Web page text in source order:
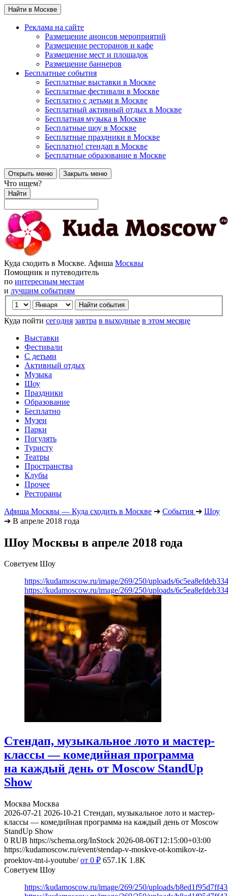
Найти в Москве
Реклама на сайте
Размещение анонсов мероприятий
Размещение ресторанов и кафе
Размещение мест и площадок
Размещение баннеров
Бесплатные события
Бесплатные выставки в Москве
Бесплатные фестивали в Москве
Бесплатно с детьми в Москве
Бесплатный активный отдых в Москве
Бесплатная музыка в Москве
Бесплатные шоу в Москве
Бесплатные праздники в Москве
Бесплатно! стендап в Москве
Бесплатные образование в Москве
Открыть меню Закрыть меню
Что ищем?
Найти
Куда сходить в Москве. Афиша Москвы
Помощник и путеводитель
по интересным местам
и лучшим событиям
Куда пойти сегодня завтра в выходные в этом месяце
Выставки
Фестивали
С детьми
Активный отдых
Музыка
Шоу
Праздники
Образование
Бесплатно
Музеи
Парки
Погулять
Туристу
Театры
Пространства
Клубы
Прочее
Рестораны
Афиша Москвы — Куда сходить в Москве ➔ События ➔ Шоу
➔ В апреле 2018 года
Шоу Москвы в апреле 2018 года
Советуем Шоу
https://kudamoscow.ru/image/269/250/uploads/
https://kudamoscow.ru/image/269/250/uploads/
Стендап, музыкальное лото и мастер-
классы — комедийная программа
на каждый день от Moscow StandUp
Show
Москва Москва
2026-07-21 2026-10-21 Стендап, музыкальное лото и мастер-
классы — комедийная программа на каждый день от Moscow
StandUp Show
0 RUB https://schema.org/InStock 2026-08-06T12:15:00+03:00
https://kudamoscow.ru/event/stendap-v-moskve-ot-komikov-iz-
proektov-tnt-i-youtube/ от 0 ₽ 657.1K 1.8K
Советуем Шоу
https://kudamoscow.ru/image/269/250/uploads/